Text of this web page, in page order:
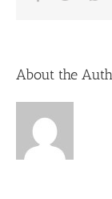
About the